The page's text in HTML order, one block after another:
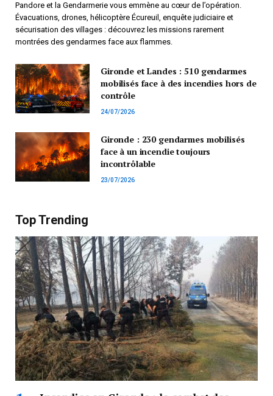
Pandore et la Gendarmerie vous emmène au cœur de l’opération.
Évacuations, drones, hélicoptère Écureuil, enquête judiciaire et
sécurisation des villages : découvrez les missions rarement
montrées des gendarmes face aux flammes.
Gironde et Landes : 510 gendarmes
mobilisés face à des incendies hors de
contrôle
24/07/2026
Gironde : 230 gendarmes mobilisés
face à un incendie toujours
incontrôlable
23/07/2026
Top Trending